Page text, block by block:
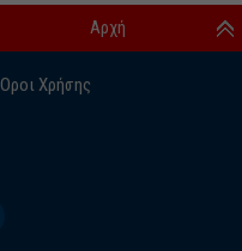
Οροι Χρήσης
Αρχή